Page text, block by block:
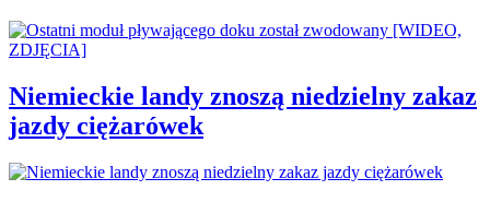
Niemieckie landy znoszą niedzielny zakaz
jazdy ciężarówek